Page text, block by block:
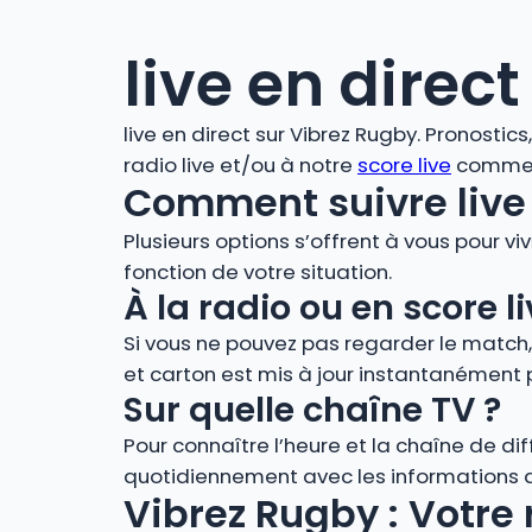
live en direct
live en direct sur Vibrez Rugby.
radio live et/ou à notre score live
Comment suivre
Plusieurs options s’offrent à vous pour
fonction de votre situation.
À la radio ou en score
Si vous ne pouvez pas regarder le
et carton est mis à jour instantanément
Sur quelle chaîne TV ?
Pour connaître l’heure et la chaîne de
quotidiennement avec les informations
Vibrez Rugby :